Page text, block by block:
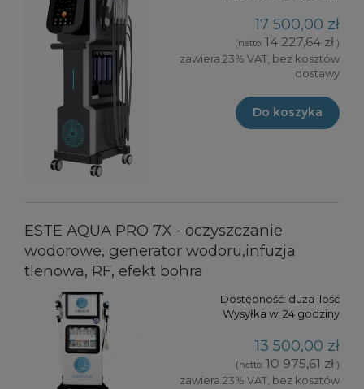
17 500,00 zł
(netto: 14 227,64 zł )
zawiera 23% VAT, bez kosztów
dostawy
Do koszyka
ESTE AQUA PRO 7X - oczyszczanie
wodorowe, generator wodoru,infuzja
tlenowa, RF, efekt bohra
Dostępność: duża ilość
Wysyłka w: 24 godziny
13 500,00 zł
(netto: 10 975,61 zł )
zawiera 23% VAT, bez kosztów